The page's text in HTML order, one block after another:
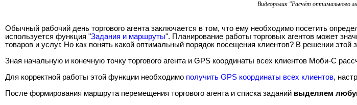
Видеоролик "Расчёт оптимального
Обычный рабочий день торгового агента заключается в том, что ему необходимо посетить
используется функция "Задания и маршруты". Планирование работы торговых агентов может
товаров и услуг. Но как понять какой оптимальный порядок посещения клиентов? В решении
Зная начальную и конечную точку торгового агента и GPS координаты всех клиентов Моби-С
Для корректной работы этой функции необходимо получить GPS координаты всех клиентов,
После формирования маршрута перемещения торгового агента и списка заданий выделяем